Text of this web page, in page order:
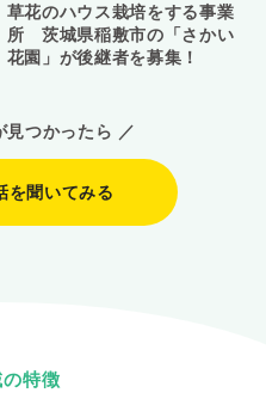
草花のハウス栽培をする事業
所 茨城県稲敷市の「さかい
花園」が後継者を募集！
見つかったら ／
を聞いてみる
の特徴